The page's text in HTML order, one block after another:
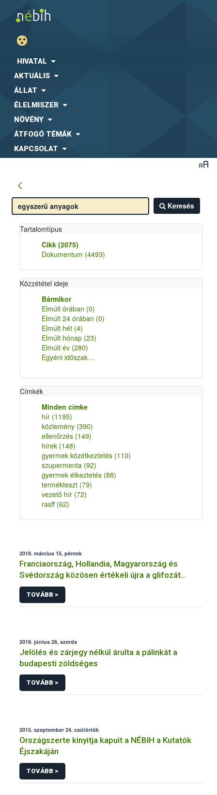
HIVATAL
AKTUÁLIS
ÁLLAT
ÉLELMISZER
NÖVÉNY
ÁTFOGÓ TÉMÁK
KAPCSOLAT
Keresés
Tartalomtípus
Cikk (2075)
Dokumentum (4493)
Közzététel ideje
Bármikor
Elmúlt órában (0)
Elmúlt 24 órában (0)
Elmúlt hét (4)
Elmúlt hónap (23)
Elmúlt év (280)
Egyéni időszak…
Címkék
Minden címke
hír (1195)
közlemény (390)
ellenőrzés (149)
hírek (148)
gyermek közétkeztetés (110)
szupermenta (92)
gyermek étkeztetés (88)
termékteszt (79)
vezető hír (72)
rasff (62)
2019. március 15, péntek
Franciaország, Hollandia, Magyarország és
Svédország közösen értékeli újra a glifozát
hatóanyagot
TOVÁBB >
2019. június 26, szerda
Jelölés és zárjegy nélkül árulta a pálinkát a
budapesti zöldséges
TOVÁBB >
2015. szeptember 24, csütörtök
Országszerte kinyitja kapuit a NÉBIH a Kutatók
Éjszakáján
TOVÁBB >